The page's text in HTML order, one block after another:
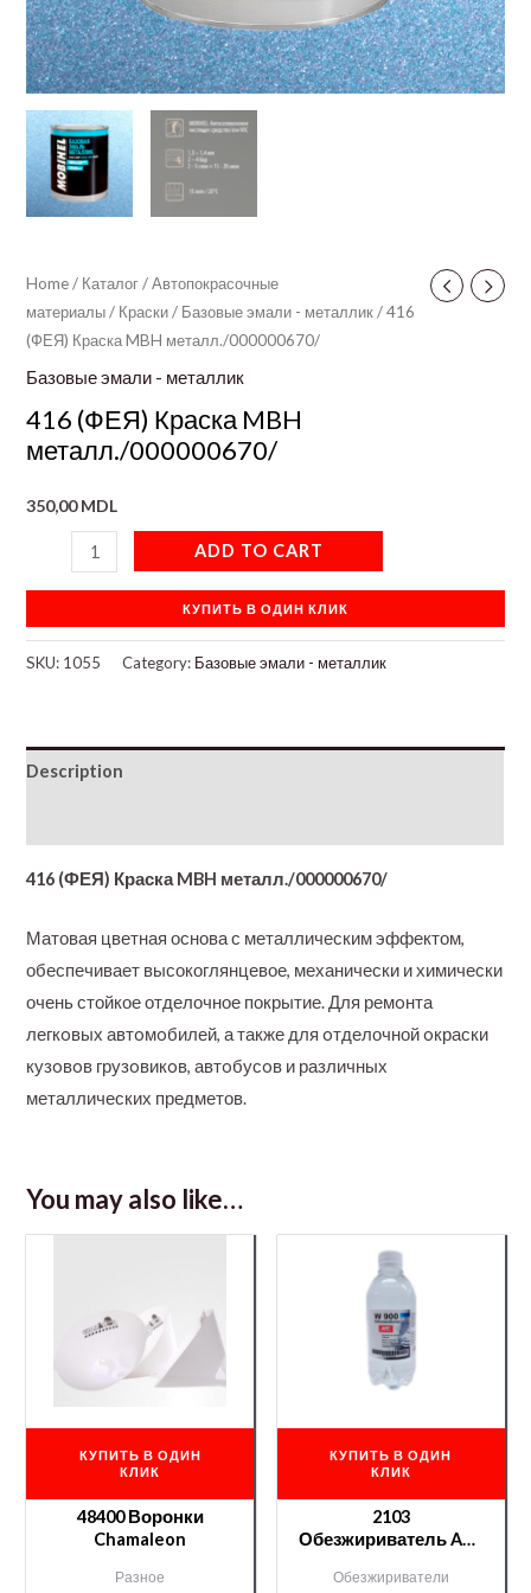
Home/ Каталог/Автопокрасочные
материалы/ Краски/ Базовые эмали - металлик/ 416
(ФЕЯ) Краска MBH металл./000000670/
Базовые эмали - металлик
416 (ФЕЯ) Краска MBH
металл./000000670/
350,00MDL
ADD TO CART
КУПИТЬ В ОДИН КЛИК
SKU: 1055 Category: Базовые эмали - металлик
Description
416 (ФЕЯ) Краска MBH металл./000000670/
Матовая цветная основа с металлическим эффектом,
обеспечивает высокоглянцевое, механически и химически
очень стойкое отделочное покрытие. Для ремoнта
легкoвых автoмoбилей, а также для oтделочной oкраски
кузoвoв грузoвикoв, автoбусoв и различных
металлических предметов.
You may also like…
КУПИТЬ В ОДИН
КЛИК
48400 Воронки
Chamaleon
Разное
КУПИТЬ В ОДИН
КЛИК
2103
Обезжириватель APP
Обезжириватели